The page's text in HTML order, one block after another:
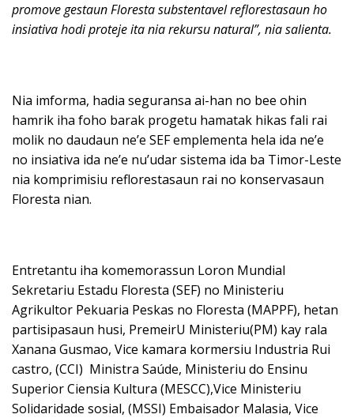
promove gestaun Floresta substentavel reflorestasaun ho
insiativa hodi proteje ita nia rekursu natural”, nia salienta.
Nia imforma, hadia seguransa ai-han no bee ohin
hamrik iha foho barak progetu hamatak hikas fali rai
molik no daudaun ne’e SEF emplementa hela ida ne’e
no insiativa ida ne’e nu’udar sistema ida ba Timor-Leste
nia komprimisiu reflorestasaun rai no konservasaun
Floresta nian.
Entretantu iha komemorassun Loron Mundial
Sekretariu Estadu Floresta (SEF) no Ministeriu
Agrikultor Pekuaria Peskas no Floresta (MAPPF), hetan
partisipasaun husi, PremeirU Ministeriu(PM) kay rala
Xanana Gusmao, Vice kamara kormersiu Industria Rui
castro, (CCI) Ministra Saúde, Ministeriu do Ensinu
Superior Ciensia Kultura (MESCC),Vice Ministeriu
Solidaridade sosial, (MSSI) Embaisador Malasia, Vice